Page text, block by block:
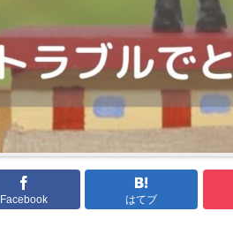
Facebook はてブ